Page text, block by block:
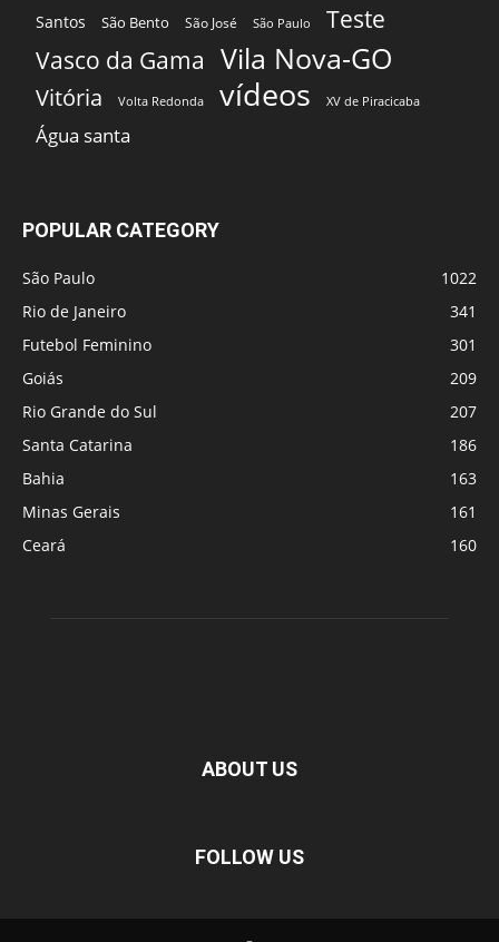
Santos
São Bento São José São Paulo Teste
Vasco da Gama Vila Nova-GO
Vitória Volta Redonda vídeos XV de Piracicaba
Água santa
POPULAR CATEGORY
São Paulo
1022
Rio de Janeiro
341
Futebol Feminino
301
Goiás
209
Rio Grande do Sul
207
Santa Catarina
186
Bahia
163
Minas Gerais
161
Ceará
160
ABOUT US
FOLLOW US